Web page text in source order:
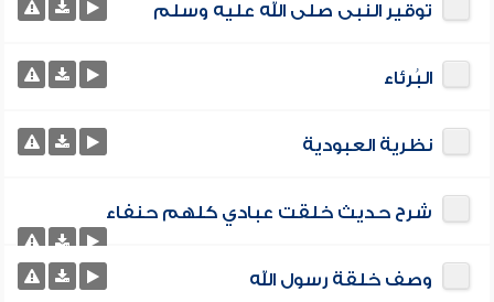
توقير النبى صلى الله عليه وسلم
البُرئاء
نظرية العبودية
شرح حديث خلقت عبادي كلهم حنفاء
وصف خلقة رسول الله